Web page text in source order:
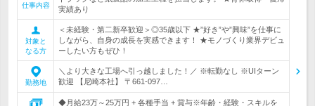
仕事内容
実績あり
対象と
なる方
＜未経験・第二新卒歓迎＞◎35歳以下 ★”好き”や”興味”を仕事に
しながら、自身の成長を実感できます！ ★モノづくり業界デビュ
ーしたい方もぜひ！
勤務地
＼より大きな工場へ引っ越しました！／ ※転勤なし ※UIターン
歓迎 【尼崎本社】 〒661-097…
◆月給23万～25万円 + 各種手当 + 賞与※年齢・経験・スキルを